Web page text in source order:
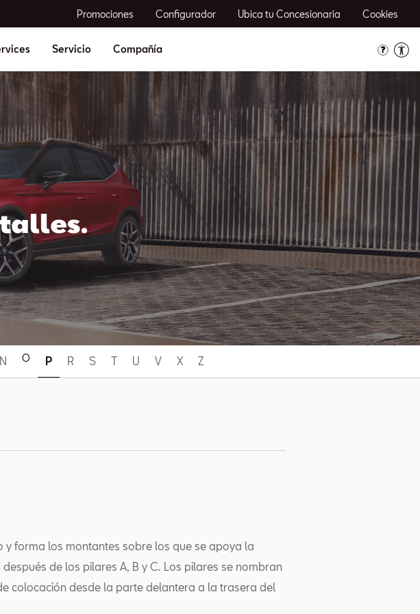
Promociones Configurador Ubica tu Concesionaria Cookies
Servicio Compañía
N O P R S T U V X Z
y forma los montantes sobre los que se apoya la
de los pilares A, B y C. Los pilares se nombran
colocación desde la parte delantera a la trasera del